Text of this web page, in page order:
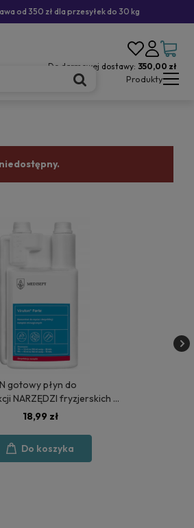
od 350 zł dla przesyłek do 30 kg
Do darmowej dostawy: 350,00 zł
Produkty
gotowy płyn do
NARZĘDZI fryzjerskich 1
18,99 zł
Do koszyka